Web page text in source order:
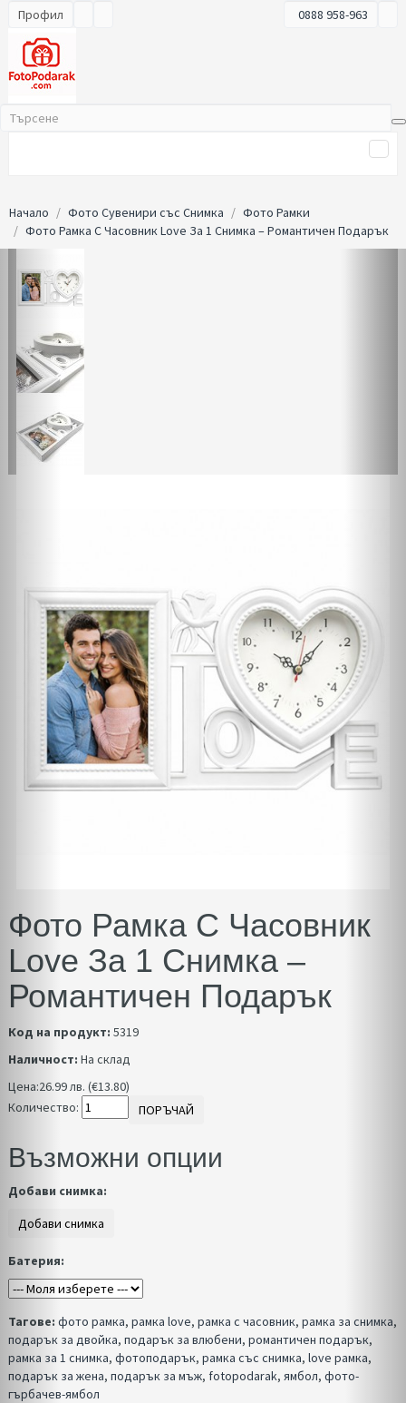
Профил 0888 958-963
Начало Фото Сувенири със Снимка
Фото Рамки
Фото Рамка С Часовник Love За 1 Снимка – Романтичен Подарък
Фото Рамка С Часовник
Love За 1 Снимка –
Романтичен Подарък
Код на продукт: 5319
Наличност: На склад
Цена:26.99 лв. (€13.80)
Количество:
ПОРЪЧАЙ
Възможни опции
Добави снимка:
Батерия:
Тагове: фото рамка, рамка love, рамка с часовник, рамка за снимка,
подарък за двойка, подарък за влюбени, романтичен подарък,
рамка за 1 снимка, фотоподарък, рамка със снимка, love рамка,
подарък за жена, подарък за мъж, fotopodarak, ямбол, фото-
гърбачев-ямбол